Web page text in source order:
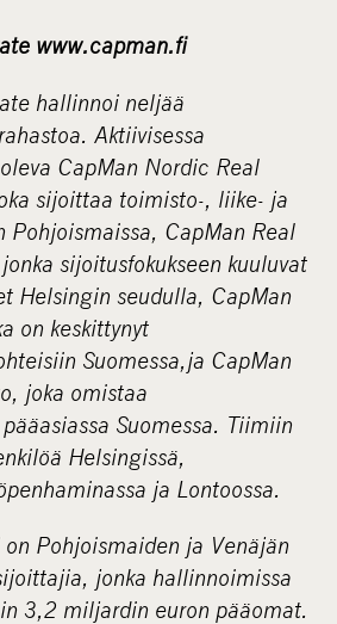
www.capman.fi
hallinnoi neljää
Aktiivisessa
CapMan Nordic Real
sijoittaa toimisto-, liike- ja
Pohjoismaissa, CapMan Real
sijoitusfokukseen kuuluvat
Helsingin seudulla, CapMan
on keskittynyt
Suomessa,ja CapMan
joka omistaa
Suomessa. Tiimiin
Helsingissä,
ja Lontoossa.
on Pohjoismaiden ja Venäjän
jonka hallinnoimissa
3,2 miljardin euron pääomat.